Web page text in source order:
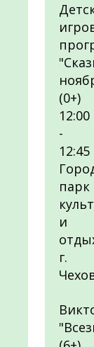
(0+)
12:00
-
12:45
парк
и
г.